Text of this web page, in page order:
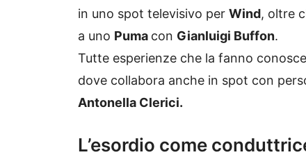
in uno spot televisivo per Wind, oltre
a uno Puma con Gianluigi Buffon.
Tutte esperienze che la fanno
dove collabora anche in spot con
Antonella Clerici.
L’esordio come